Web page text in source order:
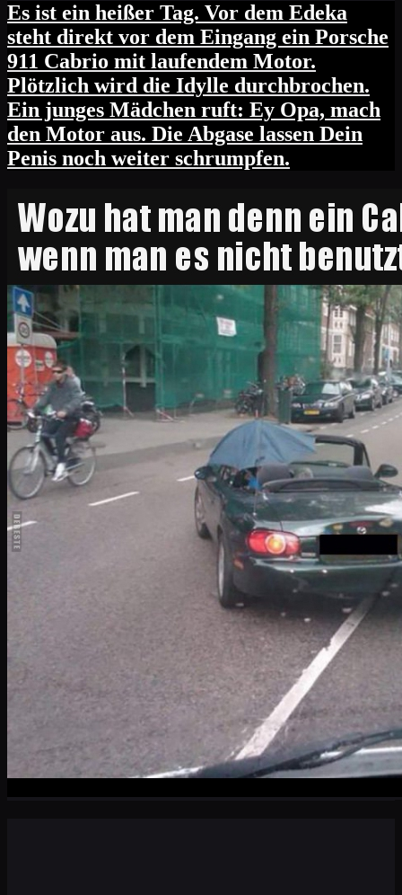
Es ist ein heißer Tag. Vor dem Edeka
steht direkt vor dem Eingang ein Porsche
911 Cabrio mit laufendem Motor.
Plötzlich wird die Idylle durchbrochen.
Ein junges Mädchen ruft: Ey Opa, mach
den Motor aus. Die Abgase lassen Dein
Penis noch weiter schrumpfen.